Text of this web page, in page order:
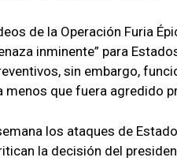
de la Operación Furia
inminente” para
sin embargo,
menos que fuera agredido
los ataques de
la decisión del